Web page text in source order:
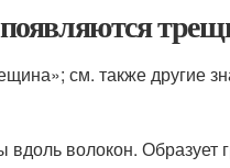
см. также другие
волокон. Образует